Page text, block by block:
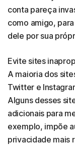
conta pareça
como amigo,
dele por sua
Evite sites
A maioria dos
Twitter e
Alguns desses
adicionais para
exemplo, impõe
privacidade mais